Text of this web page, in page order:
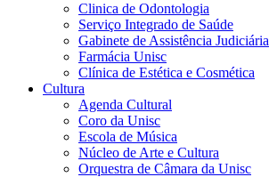
Clinica de Odontologia
Serviço Integrado de Saúde
Gabinete de Assistência Judiciária
Farmácia Unisc
Clínica de Estética e Cosmética
Cultura
Agenda Cultural
Coro da Unisc
Escola de Música
Núcleo de Arte e Cultura
Orquestra de Câmara da Unisc